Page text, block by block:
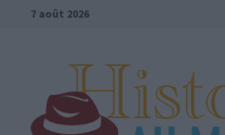
Passer7 août 2026